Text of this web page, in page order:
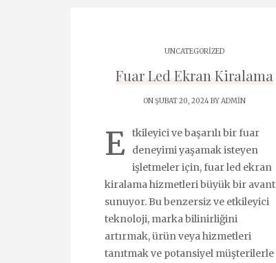
UNCATEGORIZED
Fuar Led Ekran Kiralama
ON ŞUBAT 20, 2024 BYADMIN
E tkileyici ve başarılı bir fuar
deneyimi yaşamak isteyen
işletmeler için, fuar led ekran
kiralama hizmetleri büyük bir
sunuyor. Bu benzersiz ve etkileyici
teknoloji, marka bilinirliğini
artırmak, ürün veya hizmetleri
tanıtmak ve potansiyel müşterilerle